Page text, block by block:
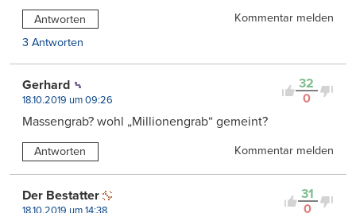
Antworten
Kommentar melden
3 Antworten
32
0
Gerhard
18.10.2019 um 09:26
Massengrab? wohl „Millionengrab“ gemeint?
Antworten Kommentar melden
31
0
Der Bestatter